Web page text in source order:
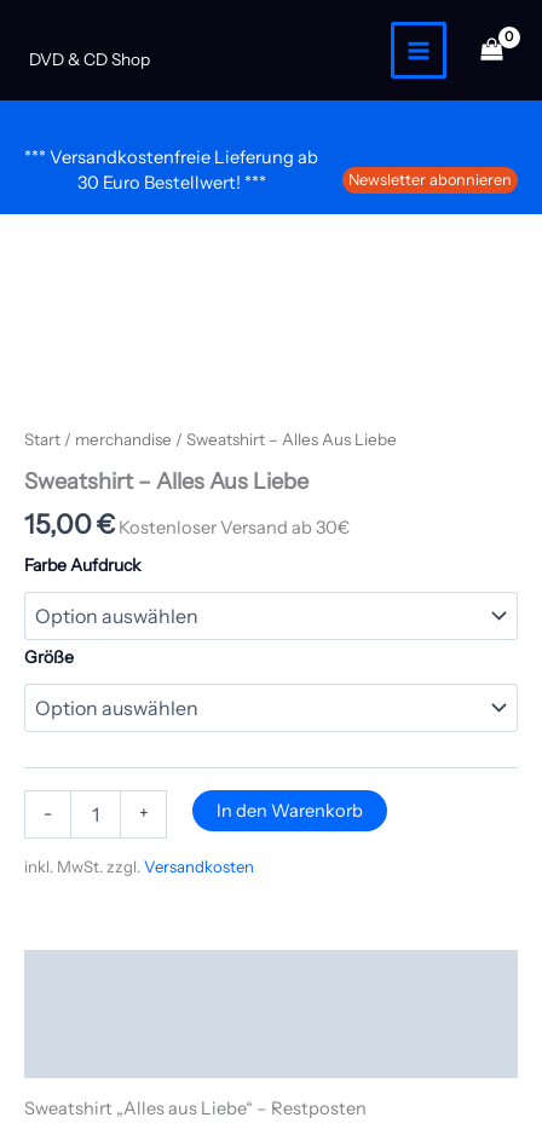
springen
DVD & CD Shop
*** Versandkostenfreie Lieferung ab
30 Euro Bestellwert! ***
Newsletter abonnieren
Sweatshirt – Alles Aus Liebe
Start / merchandise / Sweatshirt – Alles Aus Liebe
Sweatshirt – Alles Aus Liebe
15,00€ Kostenloser Versand ab 30€
Farbe Aufdruck
Größe
- + In den Warenkorb
inkl. MwSt. zzgl. Versandkosten
Sweatshirt „Alles aus Liebe“ – Restposten